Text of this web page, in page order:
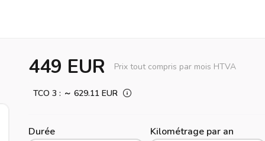
449 EUR Prix tout compris par mois HTVA
TCO 3 : ～ 629.11 EUR
Durée Kilométrage par an